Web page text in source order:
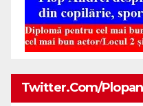
Twitter.com/